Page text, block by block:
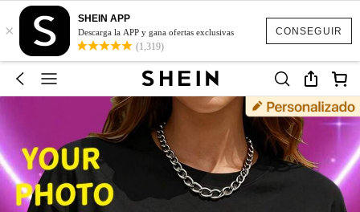
CONSEGUIR
×
SHEIN APP
Descarga la APP y gana ofertas exclusivas
(1,319)